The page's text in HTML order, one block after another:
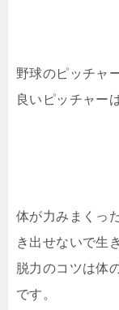
野球のピッチャ
良いピッチャー
体が力みまくっ
き出せないで生
脱力のコツは体
です。